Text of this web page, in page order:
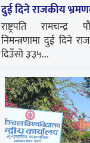
दुई दिने राजकीय
राष्ट्रपति रामचन्द्र
निमन्त्रणामा दुई दिने
दिउँसो ३ः३५...